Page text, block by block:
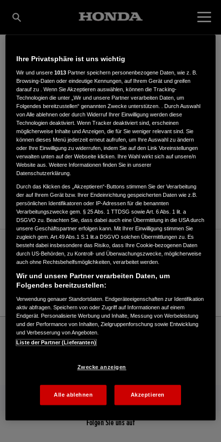
GREUSSENER BAU- U. G
ARTENMARKT GMBH
Nordhäuserstr. 71,99718,Greussen
ANFAHRTSBESCHREIBUNG ANFORDERN
Verkauf / Kundendienst
03636/703609
E-Mail
Honda
Rasen und Garten
Greußener Bau- u. Gartenmarkt GmbH - Garten – Honda - Willkommen bei Honda
Onlineshop
Folgen Sie uns auf
Ihre Privatsphäre ist uns wichtig
Wir und unsere1013 Partner speichern personenbezogene Daten, wie z. B.
Browsing-Daten oder eindeutige Kennungen, auf Ihrem Gerät und greifen
darauf zu . Wenn Sie Akzeptieren auswählen, können die Tracking-
Technologien die unter „Wir und unsere Partner verarbeiten Daten, um
Folgendes bereitzustellen“ genannten Zwecke unterstützen. . Durch Auswahl
von Alle ablehnen oder durch Widerruf Ihrer Einwilligung werden diese
Technologien deaktiviert. Wenn Tracker deaktiviert sind, erscheinen
möglicherweise Inhalte und Anzeigen, die für Sie weniger relevant sind. Sie
können dieses Menü jederzeit erneut aufrufen, um Ihre Auswahl zu ändern
oder Ihre Einwilligung zu widerrufen, indem Sie auf den Link Voreinstellungen
verwalten unten auf der Webseite klicken. Ihre Wahl wirkt sich auf unsere/n
Website aus. Weitere Informationen finden Sie in unserer
Datenschutzerklärung.
Durch das Klicken des „Akzeptieren“-Buttons stimmen Sie der Verarbeitung
der auf Ihrem Gerät bzw. Ihrer Endeinrichtung gespeicherten Daten wie z.B.
persönlichen Identifikatoren oder IP-Adressen für die benannten
Verarbeitungszwecke gem. § 25 Abs. 1 TTDSG sowie Art. 6 Abs. 1 lit. a
DSGVO zu. Beachten Sie, dass dabei auch eine Übermittlung in die USA durch
unsere Geschäftspartner erfolgen kann. Mit Ihrer Einwilligung stimmen Sie
zugleich gem. Art.49 Abs.1 S.1 lit.a DSGVO solchen Übermittlungen zu. Es
besteht dabei insbesondere das Risiko, dass Ihre Cookie-bezogenen Daten
durch US-Behörden, zu Kontroll- und Überwachungszwecke, möglicherweise
auch ohne Rechtsbehelfsmöglichkeiten, verarbeitet werden.
Wir und unsere Partner verarbeiten Daten, um
Folgendes bereitzustellen:
Verwendung genauer Standortdaten. Endgeräteeigenschaften zur Identifikation
aktiv abfragen. Speichern von oder Zugriff auf Informationen auf einem
Endgerät. Personalisierte Werbung und Inhalte, Messung von Werbeleistung
und der Performance von Inhalten, Zielgruppenforschung sowie Entwicklung
und Verbesserung von Angeboten.
Liste der Partner (Lieferanten)
Zwecke anzeigen
Alle ablehnen Akzeptieren